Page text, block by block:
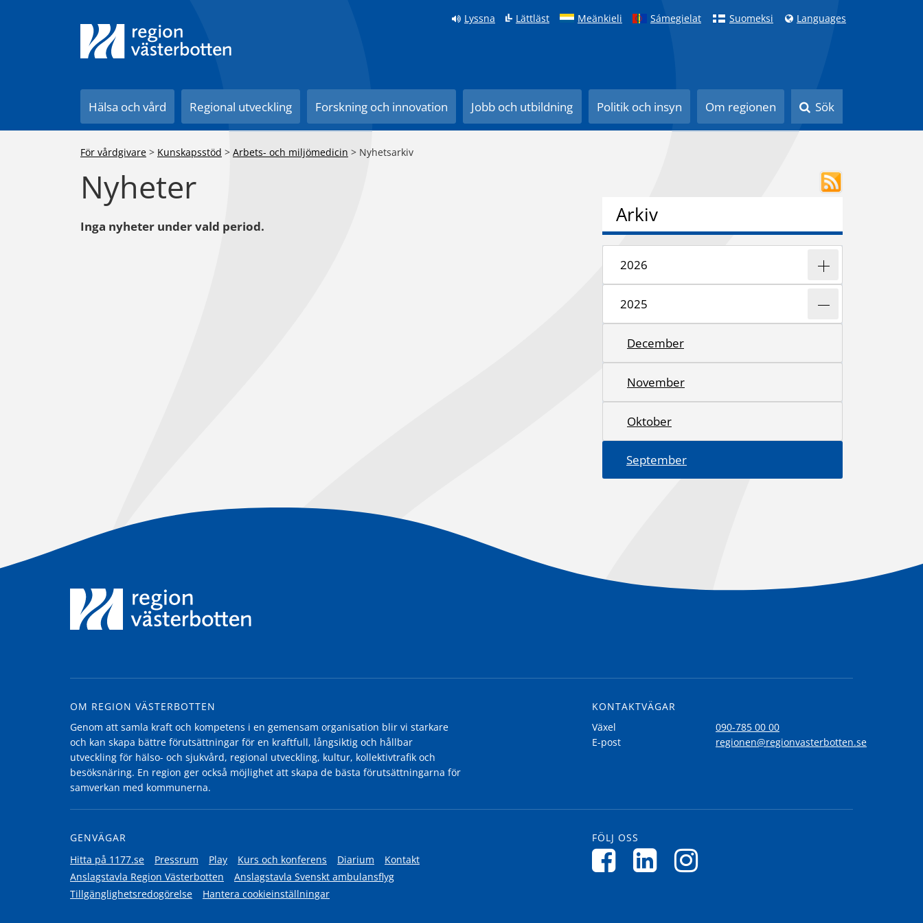
Lyssna Lättläst Meänkieli Sámegielat Suomeksi Languages
Hälsa och vård Regional utveckling Forskning och innovation Jobb och utbildning Politik och insyn Om regionen Sök
För vårdgivare > Kunskapsstöd > Arbets- och miljömedicin > Nyhetsarkiv
Nyheter
Inga nyheter under vald period. Arkiv
2026
2025
December
November
Oktober
September
OM REGION VÄSTERBOTTEN
Genom att samla kraft och kompetens i en gemensam organisation blir vi starkare
och kan skapa bättre förutsättningar för en kraftfull, långsiktig och hållbar
utveckling för hälso- och sjukvård, regional utveckling, kultur, kollektivtrafik och
besöksnäring. En region ger också möjlighet att skapa de bästa förutsättningarna för
samverkan med kommunerna.
KONTAKTVÄGAR
Växel
090-785 00 00
E-post
regionen@regionvasterbotten.se
GENVÄGAR
Hitta på 1177.se
Pressrum Play Kurs och konferens Diarium
Kontakt
Anslagstavla Region Västerbotten
Anslagstavla Svenskt ambulansflyg
Tillgänglighetsredogörelse
Hantera cookieinställningar
FÖLJ OSS